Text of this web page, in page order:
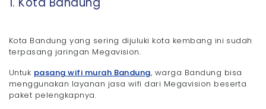
Kota Bandung yang sering dijuluki kota kembang ini sudah
terpasang jaringan Megavision.
Untuk pasang wifi murah Bandung, warga Bandung bisa
menggunakan layanan jasa wifi dari Megavision beserta
paket pelengkapnya.